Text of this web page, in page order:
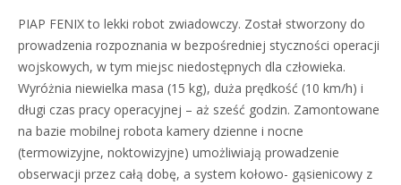
PIAP FENIX to lekki robot zwiadowczy. Został stworzony do
prowadzenia rozpoznania w bezpośredniej styczności operacji
wojskowych, w tym miejsc niedostępnych dla człowieka.
Wyróżnia niewielka masa (15 kg), duża prędkość (10 km/h) i
długi czas pracy operacyjnej – aż sześć godzin. Zamontowane
na bazie mobilnej robota kamery dzienne i nocne
(termowizyjne, noktowizyjne) umożliwiają prowadzenie
obserwacji przez całą dobę, a system kołowo- gąsienicowy z